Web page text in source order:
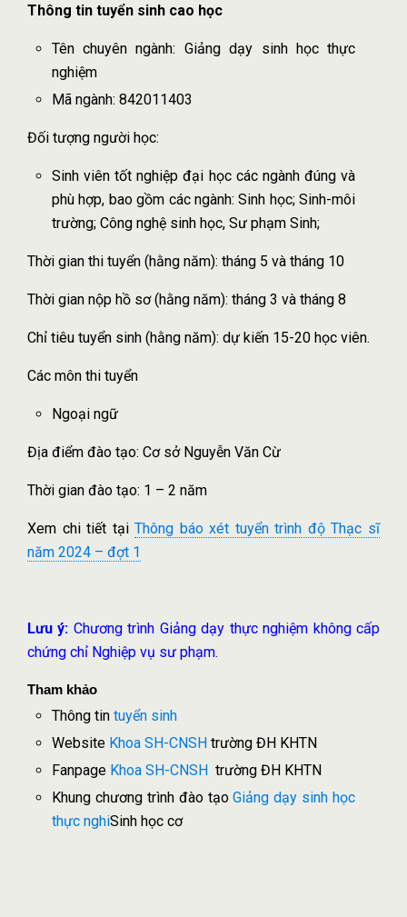
Thông tin tuyển sinh cao học
Tên chuyên ngành: Giảng dạy sinh học thực
nghiệm
Mã ngành: 842011403
Đối tượng người học:
Sinh viên tốt nghiệp đại học các ngành đúng và
phù hợp, bao gồm các ngành: Sinh học; Sinh-môi
trường; Công nghệ sinh học, Sư phạm Sinh;
Thời gian thi tuyển (hằng năm): tháng 5 và tháng 10
Thời gian nộp hồ sơ (hằng năm): tháng 3 và tháng 8
Chỉ tiêu tuyển sinh (hằng năm): dự kiến 15-20 học viên.
Các môn thi tuyển
Ngoại ngữ
Địa điểm đào tạo: Cơ sở Nguyễn Văn Cừ
Thời gian đào tạo: 1 – 2 năm
Xem chi tiết tạiThông báo xét tuyển trình độ Thạc sĩ
năm 2024 – đợt 1
Lưu ý: Chương trình Giảng dạy thực nghiệm không cấp
chứng chỉ Nghiệp vụ sư phạm.
Tham khảo
Thông tin tuyển sinh
Website Khoa SH-CNSHtrường ĐH KHTN
Fanpage Khoa SH-CNSH trường ĐH KHTN
Khung chương trình đào tạoGiảng dạy sinh học
thực nghiSinh học cơ